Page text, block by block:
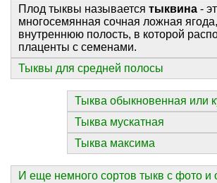
Плод тыквы называется тыквина -
многосемянная сочная ложная
внутреннюю полость, в которой
плаценты с семенами.
Тыквы для средней полосы
Тыква обыкновенная или
Тыква мускатная
Тыква максима
И еще немного сортов тыкв с фото и